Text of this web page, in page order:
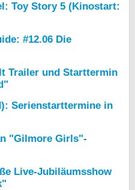
Toy Story 5 (Kinostart:
#12.06 Die
Trailer und Starttermin
Serienstarttermine in
"Gilmore Girls"-
Live-Jubiläumsshow